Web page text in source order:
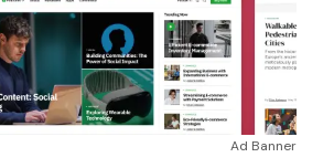
Ad Banner